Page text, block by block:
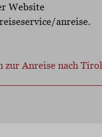
Website
anreise.
zur Anreise nach Tirol